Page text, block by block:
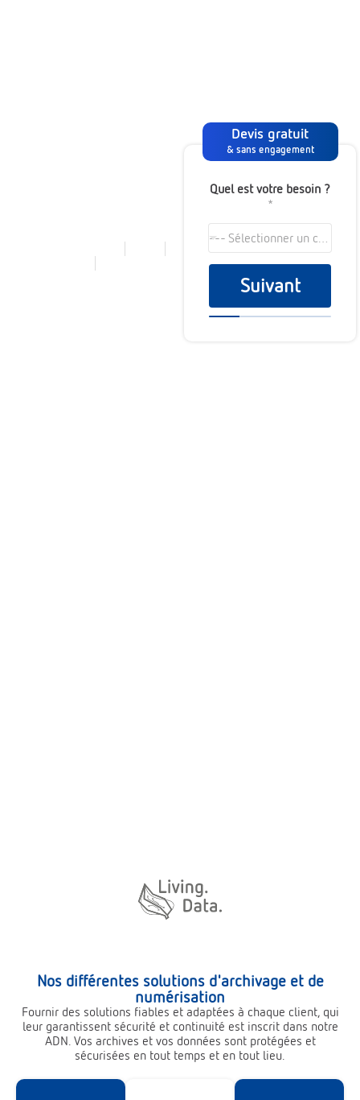
Devis gratuit
& sans engagement
Quel est votre besoin ?
*
Suivant
Nos différentes solutions d'archivage et de
numérisation
Fournir des solutions fiables et adaptées à chaque client, qui
leur garantissent sécurité et continuité est inscrit dans notre
ADN. Vos archives et vos données sont protégées et
sécurisées en tout temps et en tout lieu.